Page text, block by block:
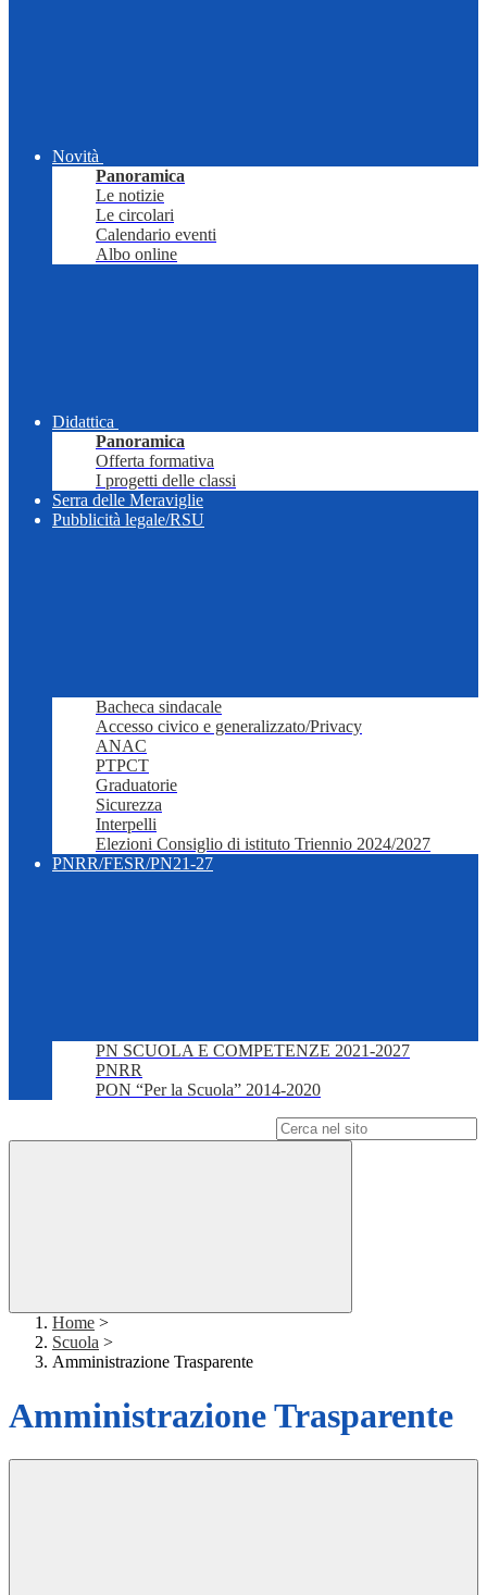
Novità
Panoramica
Le notizie
Le circolari
Calendario eventi
Albo online
Didattica
Panoramica
Offerta formativa
I progetti delle classi
Serra delle Meraviglie
Pubblicità legale/RSU
Bacheca sindacale
Accesso civico e generalizzato/Privacy
ANAC
PTPCT
Graduatorie
Sicurezza
Interpelli
Elezioni Consiglio di istituto Triennio 2024/2027
PNRR/FESR/PN21-27
PN SCUOLA E COMPETENZE 2021-2027
PNRR
PON “Per la Scuola” 2014-2020
Home >
Scuola >
Amministrazione Trasparente
Amministrazione Trasparente